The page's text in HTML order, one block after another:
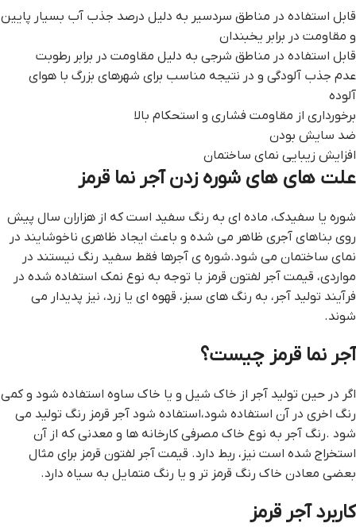
قابل استفاده در مناطق سردسیر به دلیل درصد جذب آب بسیار پایین
و مقاومت در برابر یخبندان
قابل استفاده در مناطق شرجی به دلیل مقاومت در برابر رطوبت
عدم جذب آلودگی و در نتیجه مناسب برای شهرهای بزرگ با هوای
آلوده
برخورداری از مقاومت فشاری و استحکام بالا
ضد سایش بودن
افزایش زیبایی نمای ساختمان
علت های های شوره زدن آجر نما قرمز
شوره یا سفیدک، ماده ای به رنگ سفید است که از هزاران سال پیش
روی بناهای آجری ظاهر می شده و باعث ایجاد ظاهری ناخوشایند در
نمای ساختمان می شود.شوره ی آجرها فقط سفید رنگ نیستند در
مواردی، قيمت آجر لفتون قرمز با توجه به نوع نمک استفاده شده در
فرآیند تولید آجر، به رنگ های سبز، قهوه ای یا زرد، نیز پدیدار می
شوند.
آجر نما قرمز چیست؟
اگر در حین تولید آجر از خاک شیل و یا خاک ساوه استفاده شود و کمی
رنگ اخری در آن استفاده شود،استفاده شود آجر قرمز رنگ تولید می
شود .رنگ آجر به نوع خاک مصرفی کارخانه ها و معدنی که از آن
استخراج شده است نیز، ربط دارد. قيمت آجر لفتون قرمز برای مثال
بعضی معادن خاک رنگ قرمز تر و یا رنگ متمایل به سیاه دارد.
کاربرد آجر قرمز